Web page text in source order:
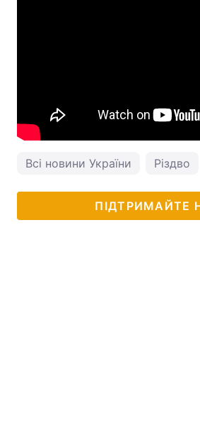
Всі новини України Різдво
ПІДТРИМАЙТЕ